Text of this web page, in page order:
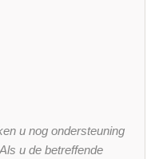
u nog ondersteuning
u de betreffende